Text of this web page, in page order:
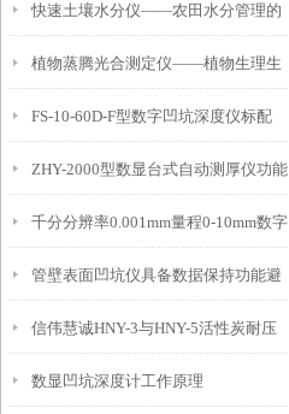
快速土壤水分仪——农田水分管理的
便携式检测工具
植物蒸腾光合测定仪——植物生理生
态的实时监测设备
FS-10-60D-F型数字凹坑深度仪标配
IP54级表头分辨率0.01mm量程
10mm！
ZHY-2000型数显台式自动测厚仪功能
特点
千分分辨率0.001mm量程0-10mm数字
埋头度仪技术参数！
管壁表面凹坑仪具备数据保持功能避
免测试过程中测针移动导致数据变动
信伟慧诚HNY-3与HNY-5活性炭耐压
强度测定仪技术参数！
数显凹坑深度计工作原理